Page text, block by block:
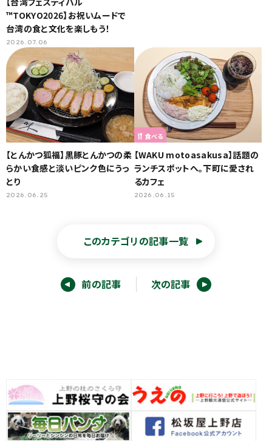
™TOKYO2026】お祝いムードで
台湾の食と文化を楽しもう！
2026.07.06
【とんかつ狐福】黒豚とんかつの柔
らかい食感と淡いピンク色にうっ
とり
2026.06.25
食べる
【WAKU motoasakusa】話題の
ランチスポットへ。下町に愛され
るカフェ
2026.06.15
前の記事
このカテゴリの記事一覧
次の記事